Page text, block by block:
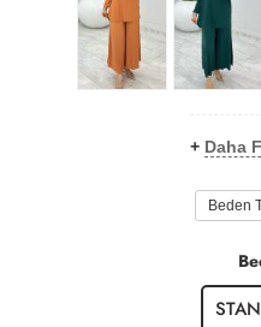
+ Daha
Beden